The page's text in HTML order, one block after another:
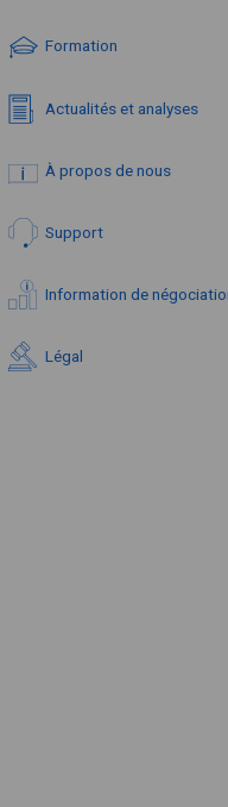
Formation
Actualités et analyses
À propos de nous
Support
Information de
Légal